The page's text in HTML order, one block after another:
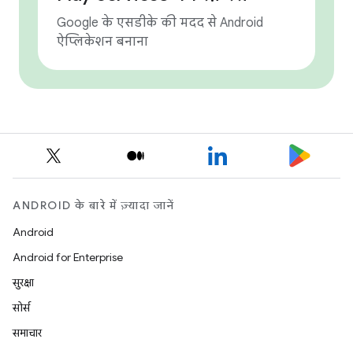
Google के एसडीके की मदद से Android
ऐप्लिकेशन बनाना
ANDROID के बारे में ज़्यादा जानें
Android
Android for Enterprise
सुरक्षा
सोर्स
समाचार